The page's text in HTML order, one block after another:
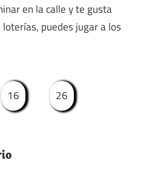
en la calle y te gusta
puedes jugar a los
16 26